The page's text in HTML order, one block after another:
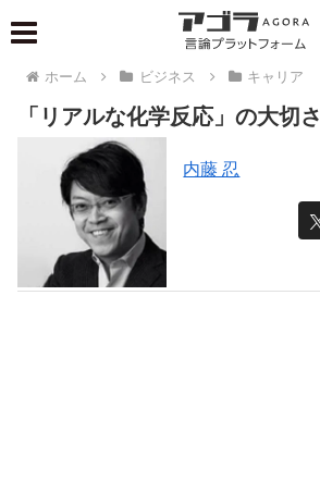
ホーム ビジネス キャリア
「リアルな化学反応」の大切さ
内藤 忍